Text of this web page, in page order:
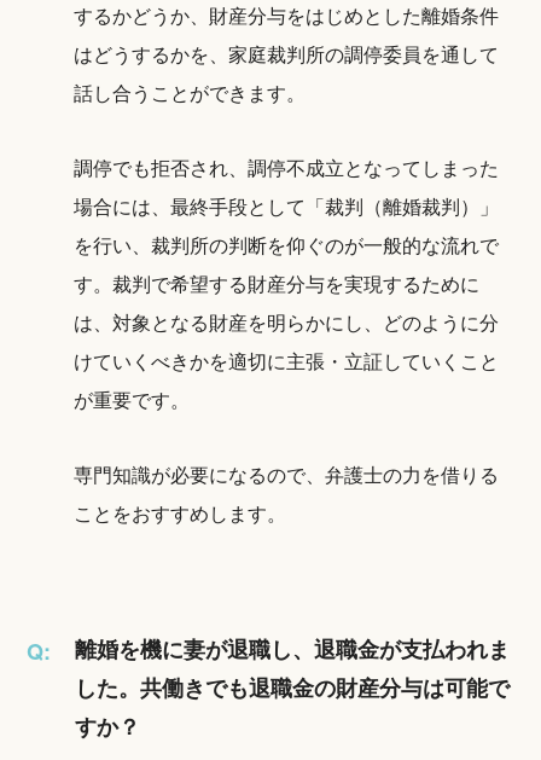
するかどうか、財産分与をはじめとした離婚条件
はどうするかを、家庭裁判所の調停委員を通して
話し合うことができます。
調停でも拒否され、調停不成立となってしまった
場合には、最終手段として「裁判（離婚裁判）」
を行い、裁判所の判断を仰ぐのが一般的な流れで
す。裁判で希望する財産分与を実現するために
は、対象となる財産を明らかにし、どのように分
けていくべきかを適切に主張・立証していくこと
が重要です。
専門知識が必要になるので、弁護士の力を借りる
ことをおすすめします。
Q:
離婚を機に妻が退職し、退職金が支払われま
した。共働きでも退職金の財産分与は可能で
すか？